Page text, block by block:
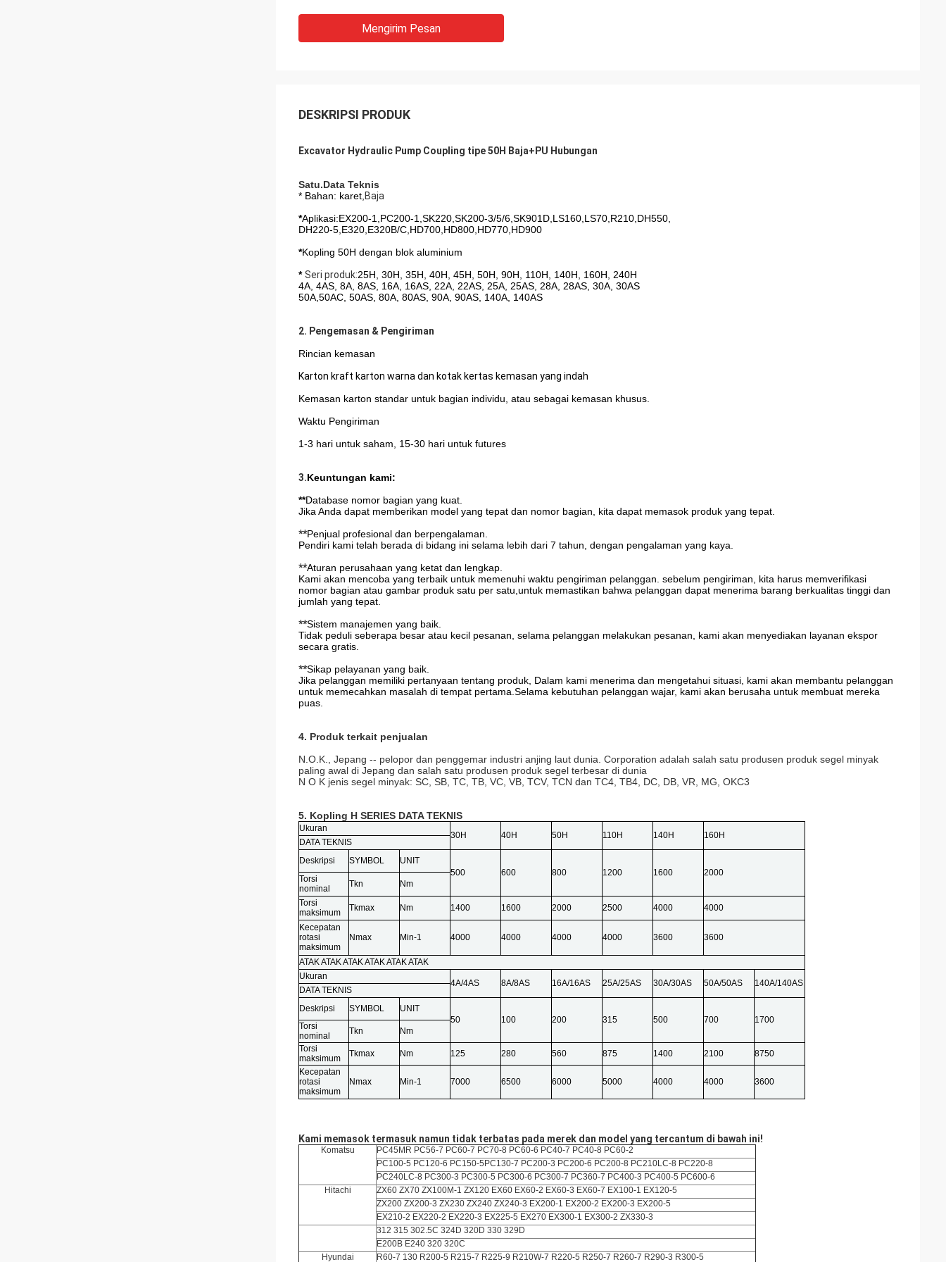
Mengirim Pesan
DESKRIPSI PRODUK
Excavator Hydraulic Pump Coupling tipe 50H Baja+PU Hubungan
Satu.Data Teknis
* Bahan: karet, Baja
*Aplikasi:EX200-1,PC200-1,SK220,SK200-3/5/6,SK901D,LS160,LS70,R210,DH550,
DH220-5,E320,E320B/C,HD700,HD800,HD770,HD900
*Kopling 50H dengan blok aluminium
* Seri produk:25H, 30H, 35H, 40H, 45H, 50H, 90H, 110H, 140H, 160H, 240H
4A, 4AS, 8A, 8AS, 16A, 16AS, 22A, 22AS, 25A, 25AS, 28A, 28AS, 30A, 30AS
50A,50AC, 50AS, 80A, 80AS, 90A, 90AS, 140A, 140AS
2. Pengemasan & Pengiriman
Rincian kemasan
Karton kraft karton warna dan kotak kertas kemasan yang indah
Kemasan karton standar untuk bagian individu, atau sebagai kemasan khusus.
Waktu Pengiriman
1-3 hari untuk saham, 15-30 hari untuk futures
3.Keuntungan kami:
**Database nomor bagian yang kuat.
Jika Anda dapat memberikan model yang tepat dan nomor bagian, kita dapat memasok produk yang tepat.
**Penjual profesional dan berpengalaman.
Pendiri kami telah berada di bidang ini selama lebih dari 7 tahun, dengan pengalaman yang kaya.
**Aturan perusahaan yang ketat dan lengkap.
Kami akan mencoba yang terbaik untuk memenuhi waktu pengiriman pelanggan. sebelum pengiriman, kita harus memverifikasi
nomor bagian atau gambar produk satu per satu,untuk memastikan bahwa pelanggan dapat menerima barang berkualitas tinggi dan
jumlah yang tepat.
**Sistem manajemen yang baik.
Tidak peduli seberapa besar atau kecil pesanan, selama pelanggan melakukan pesanan, kami akan menyediakan layanan ekspor
secara gratis.
**Sikap pelayanan yang baik.
Jika pelanggan memiliki pertanyaan tentang produk, Dalam kami menerima dan mengetahui situasi, kami akan membantu pelanggan
untuk memecahkan masalah di tempat pertama.Selama kebutuhan pelanggan wajar, kami akan berusaha untuk membuat mereka
puas.
4. Produk terkait penjualan
N.O.K., Jepang -- pelopor dan penggemar industri anjing laut dunia. Corporation adalah salah satu produsen produk segel minyak
paling awal di Jepang dan salah satu produsen produk segel terbesar di dunia
N O K jenis segel minyak: SC, SB, TC, TB, VC, VB, TCV, TCN dan TC4, TB4, DC, DB, VR, MG, OKC3
5. Kopling H SERIES DATA TEKNIS
Ukuran
30H 40H 50H 110H 140H 160H
DATA TEKNIS
Deskripsi
SYMBOL
UNIT
500
600 800 1200 1600 2000
Torsi
nominal
Tkn
Nm
Torsi
maksimum
Tkmax Nm 1400 1600 2000 2500 4000
4000
Kecepatan
rotasi
maksimum
Nmax Min-1 4000 4000 4000 4000 3600 3600
ATAK ATAK ATAK ATAK ATAK ATAK
Ukuran
4A/4AS 8A/8AS 16A/16AS 25A/25AS 30A/30AS 50A/50AS 140A/140AS
DATA TEKNIS
Deskripsi
SYMBOL
UNIT
50
100 200 315 500 700 1700
Torsi
nominal
Tkn
Nm
Torsi
maksimum
Tkmax Nm 125 280 560 875 1400 2100
8750
Kecepatan
rotasi
maksimum
Nmax Min-1 7000 6500 6000 5000 4000 4000 3600
Kami memasok termasuk namun tidak terbatas pada merek dan model yang tercantum di bawah ini!
Komatsu
PC45MR PC56-7 PC60-7 PC70-8 PC60-6 PC40-7 PC40-8 PC60-2
PC100-5 PC120-6 PC150-5 PC130-7 PC200-3 PC200-6 PC200-8 PC210LC-8 PC220-8
PC240LC-8 PC300-3 PC300-5 PC300-6 PC300-7 PC360-7 PC400-3 PC400-5 PC600-6
Hitachi
ZX60 ZX70 ZX100M-1 ZX120 EX60 EX60-2 EX60-3 EX60-7 EX100-1 EX120-5
ZX200 ZX200-3 ZX230 ZX240 ZX240-3 EX200-1 EX200-2 EX200-3 EX200-5
EX210-2 EX220-2 EX220-3 EX225-5 EX270 EX300-1 EX300-2 ZX330-3
312 315 302.5C 324D 320D 330 329D
E200B E240 320 320C
Hyundai
R60-7 130 R200-5 R215-7 R225-9 R210W-7 R220-5 R250-7 R260-7 R290-3 R300-5